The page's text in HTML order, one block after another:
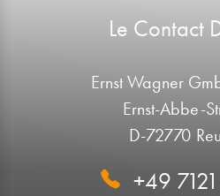
Le Contact
Ernst Wagner
Ernst-Abbe-
D-72770
+49